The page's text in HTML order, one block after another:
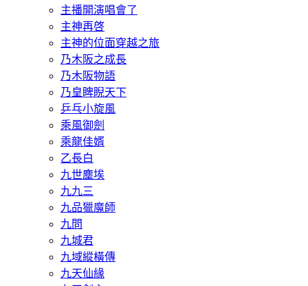
主播開演唱會了
主神再啓
主神的位面穿越之旅
乃木阪之成長
乃木阪物語
乃皇睥睨天下
乒乓小旋風
乘風御劍
乘龍佳婿
乙長白
九世塵埃
九九三
九品獵魔師
九問
九城君
九域縱橫傳
九天仙緣